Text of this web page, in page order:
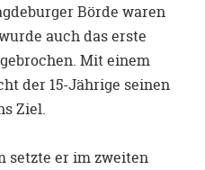
Börde waren
auch das erste
Mit einem
der 15-Jährige seinen
Ziel.
setzte er im zweiten